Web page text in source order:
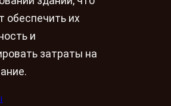
обеспечить их
и
затраты на